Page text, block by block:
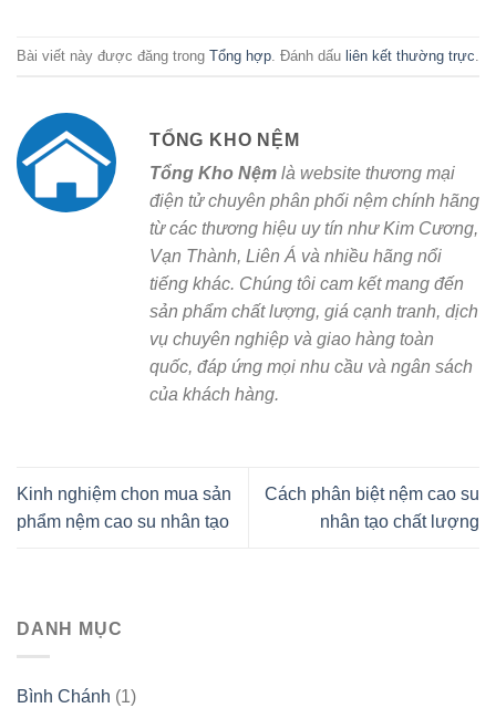
Bài viết này được đăng trong Tổng hợp . Đánh dấu liên kết thường trực
TỔNG KHO NỆM
Tổng Kho Nệm là website thương mại
điện tử chuyên phân phối nệm chính hãng
từ các thương hiệu uy tín như Kim Cương,
Vạn Thành, Liên Á và nhiều hãng nổi
tiếng khác. Chúng tôi cam kết mang đến
sản phẩm chất lượng, giá cạnh tranh, dịch
vụ chuyên nghiệp và giao hàng toàn
quốc, đáp ứng mọi nhu cầu và ngân sách
của khách hàng.
Kinh nghiệm chon mua sản
phẩm nệm cao su nhân tạo
Cách phân biệt nệm cao su
nhân tạo chất lượng
DANH MỤC
Bình Chánh (1)